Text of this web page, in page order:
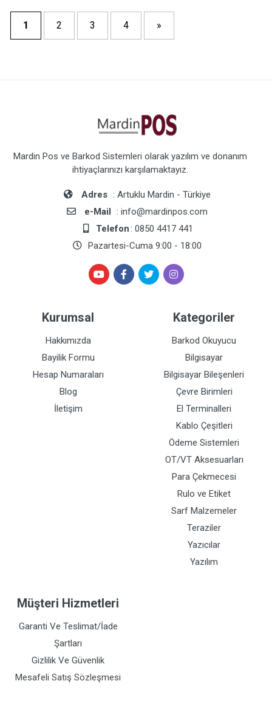
1 2 3 4 »
Mardin Pos ve Barkod Sistemleri olarak yazılım ve donanım
ihtiyaçlarınızı karşılamaktayız.
Adres : Artuklu Mardin - Türkiye
e-Mail : info@mardinpos.com
Telefon: 0850 4417 441
Pazartesi-Cuma 9:00 - 18:00
Kurumsal
Hakkımızda
Bayilik Formu
Hesap Numaraları
Blog
İletişim
Kategoriler
Barkod Okuyucu
Bilgisayar
Bilgisayar Bileşenleri
Çevre Birimleri
El Terminalleri
Kablo Çeşitleri
Ödeme Sistemleri
OT/VT Aksesuarları
Para Çekmecesi
Rulo ve Etiket
Sarf Malzemeler
Teraziler
Yazıcılar
Yazılım
Müşteri Hizmetleri
Garanti Ve Teslimat/İade
Şartları
Gizlilik Ve Güvenlik
Mesafeli Satış Sözleşmesi